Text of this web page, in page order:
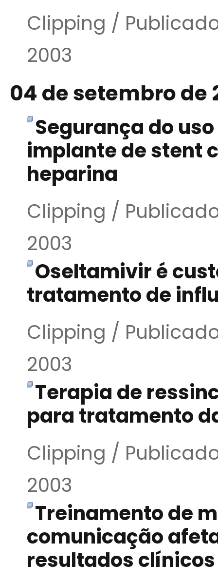
Clipping /
2003
04 de setembro de
Segurança do
implante de stent
heparina
Clipping /
2003
Oseltamivir é
tratamento de
Clipping /
2003
Terapia de
para tratamento
Clipping /
2003
Treinamento de
comunicação
resultados clínicos